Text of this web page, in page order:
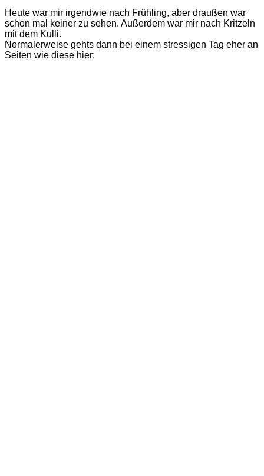
Heute war mir irgendwie nach Frühling, aber draußen war
schon mal keiner zu sehen. Außerdem war mir nach Kritzeln
mit dem Kulli.
Normalerweise gehts dann bei einem stressigen Tag eher an
Seiten wie diese hier: